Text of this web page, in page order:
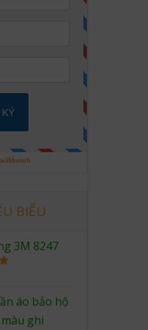
BIỂU
3M 8247
áo bảo hộ
ghi